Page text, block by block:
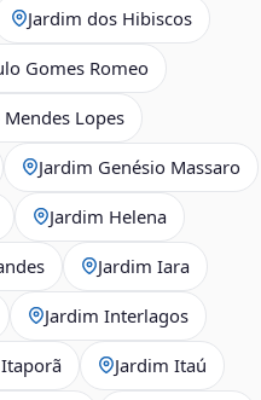
Jardim dos Hibiscos
Gomes Romeo
Lopes
Jardim Genésio Massaro
Jardim Helena
Jardim Iara
Jardim Interlagos
Jardim Itaú